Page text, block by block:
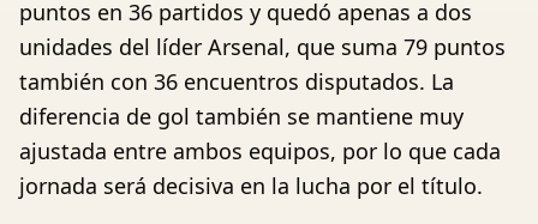
puntos en 36 partidos y quedó apenas a dos
unidades del líder Arsenal, que suma 79 puntos
también con 36 encuentros disputados. La
diferencia de gol también se mantiene muy
ajustada entre ambos equipos, por lo que cada
jornada será decisiva en la lucha por el título.